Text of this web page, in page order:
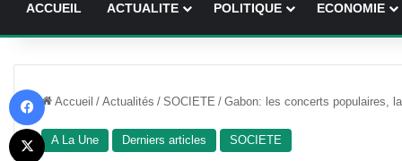
ACCUEIL ACTUALITE POLITIQUE ECONOMIE
Accueil / Actualités / SOCIETE / Gabon: les concerts populaires,
A La Une Derniers articles SOCIETE
X